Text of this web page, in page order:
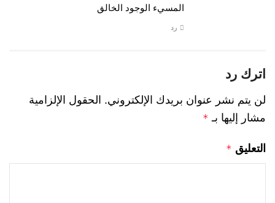
المسيء الوجود الخالق
رد
اترك رد
لن يتم نشر عنوان بريدك الإلكتروني. الحقول الإلزامية
مشار إليها بـ *
التعليق *